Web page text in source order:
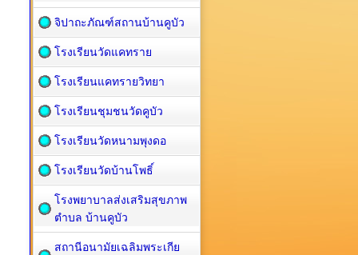
จิปาถะภัณฑ์สถานบ้านคูบัว
โรงเรียนวัดแคทราย
โรงเรียนแคทรายวิทยา
โรงเรียนชุมชนวัดคูบัว
โรงเรียนวัดหนามพุงดอ
โรงเรียนวัดบ้านโพธิ์
โรงพยาบาลส่งเสริมสุขภาพ
ตำบล บ้านคูบัว
สถานีอนามัยเฉลิมพระเกีย